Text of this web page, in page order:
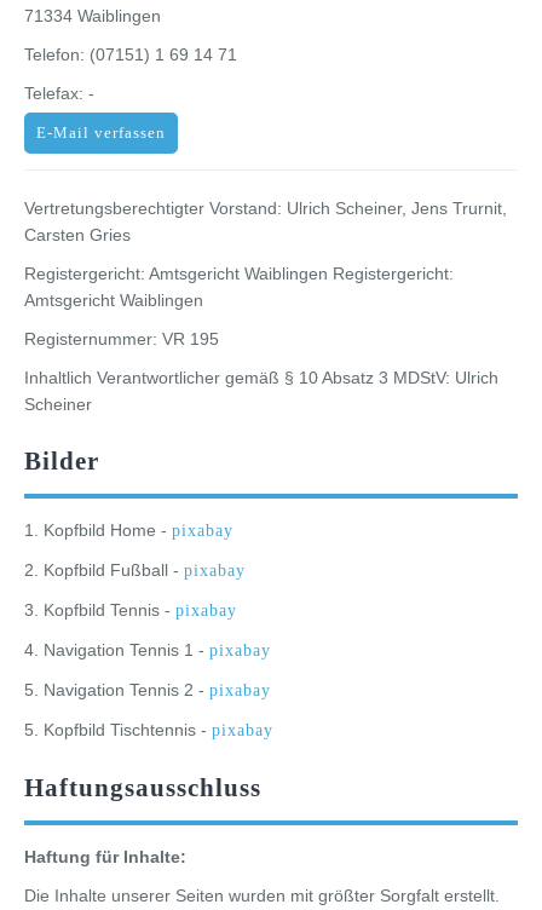
71334 Waiblingen
Telefon: (07151) 1 69 14 71
Telefax: -
E-Mail verfassen
Vertretungsberechtigter Vorstand: Ulrich Scheiner, Jens Trurnit,
Carsten Gries
Registergericht: Amtsgericht Waiblingen Registergericht:
Amtsgericht Waiblingen
Registernummer: VR 195
Inhaltlich Verantwortlicher gemäß § 10 Absatz 3 MDStV: Ulrich
Scheiner
Bilder
1. Kopfbild Home - pixabay
2. Kopfbild Fußball - pixabay
3. Kopfbild Tennis - pixabay
4. Navigation Tennis 1 - pixabay
5. Navigation Tennis 2 - pixabay
5. Kopfbild Tischtennis - pixabay
Haftungsausschluss
Haftung für Inhalte:
Die Inhalte unserer Seiten wurden mit größter Sorgfalt erstellt.